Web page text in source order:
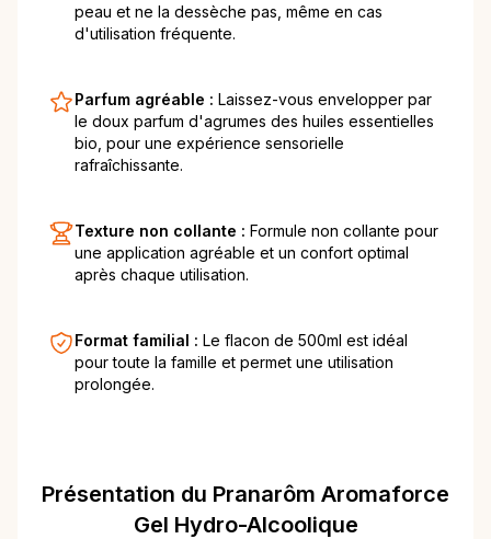
peau et ne la dessèche pas, même en cas
d'utilisation fréquente.
Parfum agréable : Laissez-vous envelopper par
le doux parfum d'agrumes des huiles essentielles
bio, pour une expérience sensorielle
rafraîchissante.
Texture non collante : Formule non collante pour
une application agréable et un confort optimal
après chaque utilisation.
Format familial : Le flacon de 500ml est idéal
pour toute la famille et permet une utilisation
prolongée.
Présentation du Pranarôm Aromaforce
Gel Hydro-Alcoolique